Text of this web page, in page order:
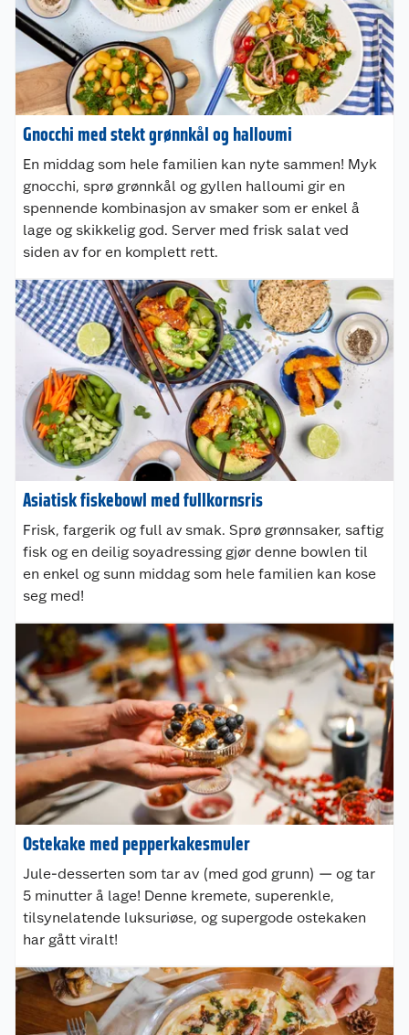
Gnocchi med stekt grønnkål og halloumi
En middag som hele familien kan nyte sammen! Myk
gnocchi, sprø grønnkål og gyllen halloumi gir en
spennende kombinasjon av smaker som er enkel å
lage og skikkelig god. Server med frisk salat ved
siden av for en komplett rett.
Asiatisk fiskebowl med fullkornsris
Frisk, fargerik og full av smak. Sprø grønnsaker, saftig
fisk og en deilig soyadressing gjør denne bowlen til
en enkel og sunn middag som hele familien kan kose
seg med!
Ostekake med pepperkakesmuler
Jule-desserten som tar av (med god grunn) — og tar
5 minutter å lage! Denne kremete, superenkle,
tilsynelatende luksuriøse, og supergode ostekaken
har gått viralt!